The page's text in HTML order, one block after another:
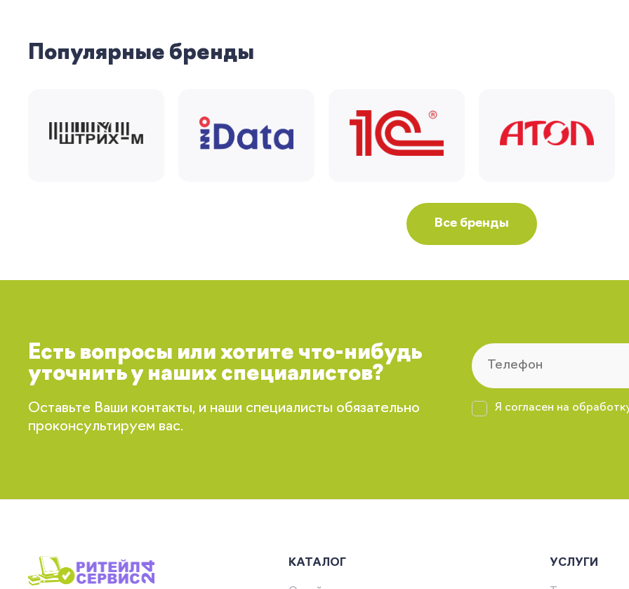
Популярные бренды
Все бренды
Есть вопросы или хотите что-нибудь
уточнить у наших специалистов?
Оставьте Ваши контакты, и наши специалисты обязательно
проконсультируем вас.
Я согласен на
КАТАЛОГ УСЛУГИ